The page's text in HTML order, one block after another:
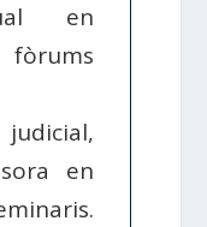
en
judicial,
en